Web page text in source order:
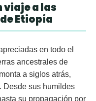
viaje a las
Etiopía
en todo el
ancestrales de
a siglos atrás,
Desde sus humildes
su propagación por